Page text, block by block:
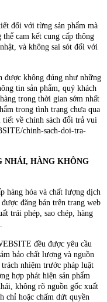
đối với từng sản phẩm mà
cam kết cung cấp thông
và không sai sót đối với
được không đúng như những
tin sản phẩm, quý khách
trong thời gian sớm nhất
trong tình trạng chưa qua
về chính sách đổi trả vui
chinh-sach-doi-tra-
NHÁI, HÀNG KHÔNG
hàng hóa và chất lượng dịch
đăng bán trên trang web
trái phép, sao chép, hàng
đều được yêu cầu
bảo chất lượng và nguồn
nhiệm trước pháp luật
hợp phát hiện sản phẩm
không rõ nguồn gốc xuất
hoặc chấm dứt quyền